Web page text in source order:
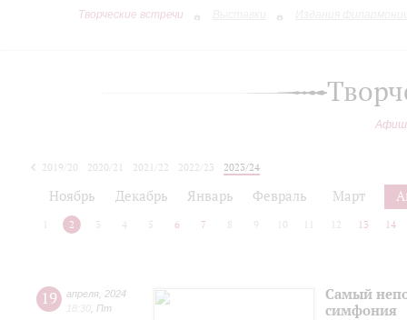
Творческие встречи
2019/20 2020/21 2021/22 2022/23
2023/24
Ноябрь Декабрь Январь Февраль Март
2 3 4 5 6 7 8 9 10 12 13 14
19 апреля 2024
18:30 Пт
Самый
симфония